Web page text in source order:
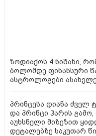
ზოდიაქოს 4 ნიშანი,
ბოლომდე ფინანსური
ასტროლოგები
პრინცესა დიანა ძველ
და პრინცი ჰარის
აუხსნელი მიზეზით
დეტალებზე საკუთარ